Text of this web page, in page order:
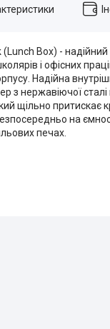
Box) - надійний
і офісних
Надійна
з нержавіючої
щільно притискає
на
печах.